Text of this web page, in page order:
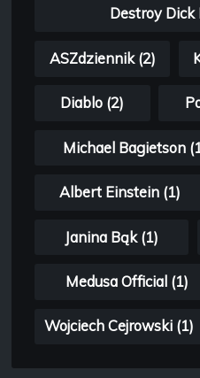
Destroy Dick
ASZdziennik (2)
Diablo (2)
Michael Bagietson
Albert Einstein (1)
Janina Bąk (1)
Medusa Official (1)
Wojciech Cejrowski (1)